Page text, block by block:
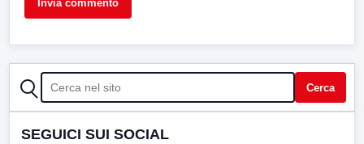
CERCA Cerca
SEGUICI SUI SOCIAL